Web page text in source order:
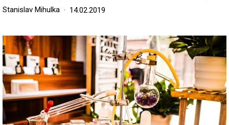
Stanislav Mihulka 14.02.2019
Image